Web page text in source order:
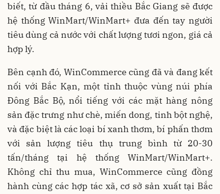
biết, từ đầu tháng 6, vải thiều Bắc Giang sẽ được
hệ thống WinMart/WinMart+ đưa đến tay người
tiêu dùng cả nước với chất lượng tươi ngon, giá cả
hợp lý.
Bên cạnh đó, WinCommerce cũng đã và đang kết
nối với Bắc Kạn, một tỉnh thuộc vùng núi phía
Đông Bắc Bộ, nổi tiếng với các mặt hàng nông
sản đặc trưng như chè, miến dong, tinh bột nghệ,
và đặc biệt là các loại bí xanh thơm, bí phấn thơm
với sản lượng tiêu thụ trung bình từ 20-30
tấn/tháng tại hệ thống WinMart/WinMart+.
Không chỉ thu mua, WinCommerce cũng đồng
hành cùng các hợp tác xã, cơ sở sản xuất tại Bắc